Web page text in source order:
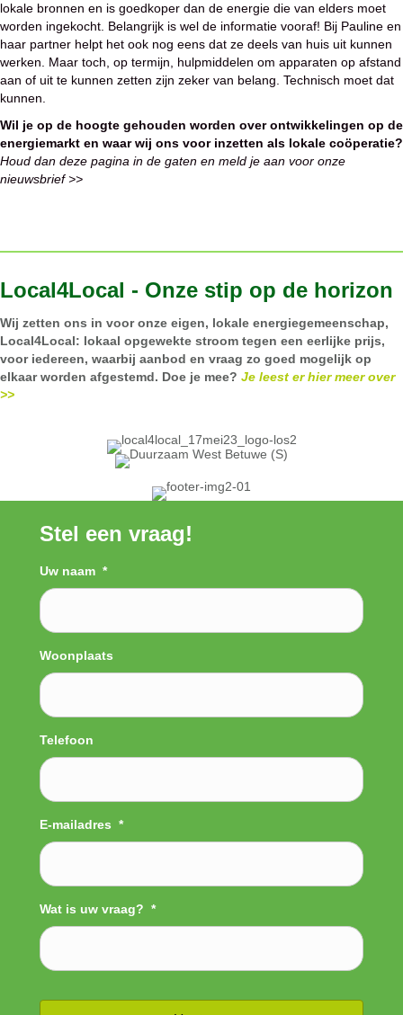
lokale bronnen en is goedkoper dan de energie die van elders moet
worden ingekocht. Belangrijk is wel de informatie vooraf! Bij Pauline en
haar partner helpt het ook nog eens dat ze deels van huis uit kunnen
werken. Maar toch, op termijn, hulpmiddelen om apparaten op afstand
aan of uit te kunnen zetten zijn zeker van belang. Technisch moet dat
kunnen.
Wil je op de hoogte gehouden worden over ontwikkelingen op de
energiemarkt en waar wij ons voor inzetten als lokale coöperatie?
Houd dan deze pagina in de gaten en meld je aan voor onze
nieuwsbrief >>
Local4Local - Onze stip op de horizon
Wij zetten ons in voor onze eigen, lokale energiegemeenschap,
Local4Local: lokaal opgewekte stroom tegen een eerlijke prijs,
voor iedereen, waarbij aanbod en vraag zo goed mogelijk op
elkaar worden afgestemd. Doe je mee? Je leest er hier meer over
>>
Stel een vraag!
Uw naam *
Woonplaats
Telefoon
E-mailadres *
Wat is uw vraag? *